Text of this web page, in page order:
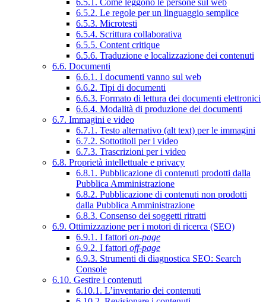
6.5.2. Le regole per un linguaggio semplice
6.5.3. Microtesti
6.5.4. Scrittura collaborativa
6.5.5. Content critique
6.5.6. Traduzione e localizzazione dei contenuti
6.6. Documenti
6.6.1. I documenti vanno sul web
6.6.2. Tipi di documenti
6.6.3. Formato di lettura dei documenti elettronici
6.6.4. Modalità di produzione dei documenti
6.7. Immagini e video
6.7.1. Testo alternativo (alt text) per le immagini
6.7.2. Sottotitoli per i video
6.7.3. Trascrizioni per i video
6.8. Proprietà intellettuale e privacy
6.8.1. Pubblicazione di contenuti prodotti dalla
Pubblica Amministrazione
6.8.2. Pubblicazione di contenuti non prodotti
dalla Pubblica Amministrazione
6.8.3. Consenso dei soggetti ritratti
6.9. Ottimizzazione per i motori di ricerca (SEO)
6.9.1. I fattori on-page
6.9.2. I fattori off-page
6.9.3. Strumenti di diagnostica SEO: Search
Console
6.10. Gestire i contenuti
6.10.1. L’inventario dei contenuti